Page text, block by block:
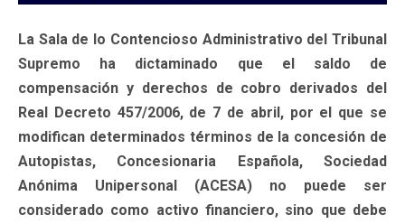
La Sala de lo Contencioso Administrativo del Tribunal
Supremo ha dictaminado que el saldo de
compensación y derechos de cobro derivados del
Real Decreto 457/2006, de 7 de abril, por el que se
modifican determinados términos de la concesión de
Autopistas, Concesionaria Española, Sociedad
Anónima Unipersonal (ACESA) no puede ser
considerado como activo financiero, sino que debe